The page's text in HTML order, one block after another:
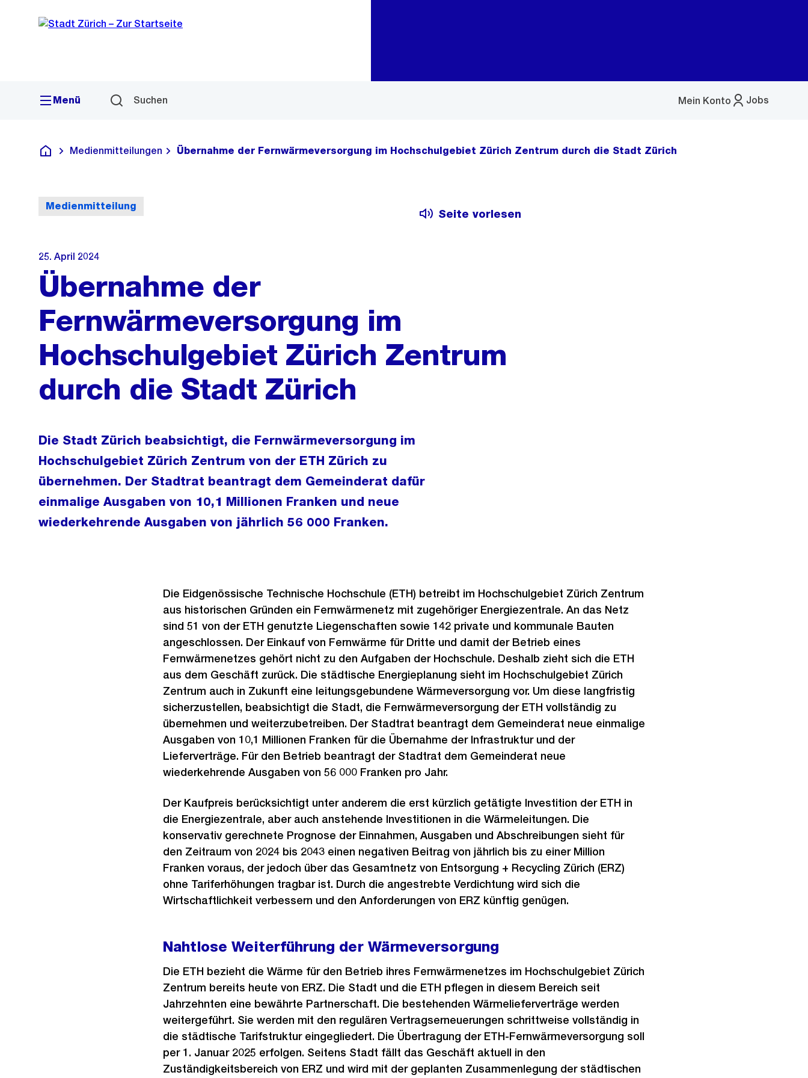
Navigation
Sprunglink
Menü Suchen Jobs
Mein Konto
Menü
Deutsch
Medienmitteilungen Übernahme der Fernwärmeversorgung im Hochschulgebiet Zürich Zentrum durch die Stadt Zürich
Medienmitteilung
Seite vorlesen
25. April 2024
Übernahme der
Fernwärmeversorgung im
Hochschulgebiet Zürich Zentrum
durch die Stadt Zürich
Die Stadt Zürich beabsichtigt, die Fernwärmeversorgung im
Hochschulgebiet Zürich Zentrum von der ETH Zürich zu
übernehmen. Der Stadtrat beantragt dem Gemeinderat dafür
einmalige Ausgaben von 10,1 Millionen Franken und neue
wiederkehrende Ausgaben von jährlich 56 000 Franken.
Die Eidgenössische Technische Hochschule (ETH) betreibt im Hochschulgebiet Zürich Zentrum
aus historischen Gründen ein Fernwärmenetz mit zugehöriger Energiezentrale. An das Netz
sind 51 von der ETH genutzte Liegenschaften sowie 142 private und kommunale Bauten
angeschlossen. Der Einkauf von Fernwärme für Dritte und damit der Betrieb eines
Fernwärmenetzes gehört nicht zu den Aufgaben der Hochschule. Deshalb zieht sich die ETH
aus dem Geschäft zurück. Die städtische Energieplanung sieht im Hochschulgebiet Zürich
Zentrum auch in Zukunft eine leitungsgebundene Wärmeversorgung vor. Um diese langfristig
sicherzustellen, beabsichtigt die Stadt, die Fernwärmeversorgung der ETH vollständig zu
übernehmen und weiterzubetreiben. Der Stadtrat beantragt dem Gemeinderat neue einmalige
Ausgaben von 10,1 Millionen Franken für die Übernahme der Infrastruktur und der
Lieferverträge. Für den Betrieb beantragt der Stadtrat dem Gemeinderat neue
wiederkehrende Ausgaben von 56 000 Franken pro Jahr.
Der Kaufpreis berücksichtigt unter anderem die erst kürzlich getätigte Investition der ETH in
die Energiezentrale, aber auch anstehende Investitionen in die Wärmeleitungen. Die
konservativ gerechnete Prognose der Einnahmen, Ausgaben und Abschreibungen sieht für
den Zeitraum von 2024 bis 2043 einen negativen Beitrag von jährlich bis zu einer Million
Franken voraus, der jedoch über das Gesamtnetz von Entsorgung + Recycling Zürich (ERZ)
ohne Tariferhöhungen tragbar ist. Durch die angestrebte Verdichtung wird sich die
Wirtschaftlichkeit verbessern und den Anforderungen von ERZ künftig genügen.
Nahtlose Weiterführung der Wärmeversorgung
Die ETH bezieht die Wärme für den Betrieb ihres Fernwärmenetzes im Hochschulgebiet Zürich
Zentrum bereits heute von ERZ. Die Stadt und die ETH pflegen in diesem Bereich seit
Jahrzehnten eine bewährte Partnerschaft. Die bestehenden Wärmelieferverträge werden
weitergeführt. Sie werden mit den regulären Vertragserneuerungen schrittweise vollständig in
die städtische Tarifstruktur eingegliedert. Die Übertragung der ETH-Fernwärmeversorgung soll
per 1. Januar 2025 erfolgen. Seitens Stadt fällt das Geschäft aktuell in den
Zuständigkeitsbereich von ERZ und wird mit der geplanten Zusammenlegung der städtischen